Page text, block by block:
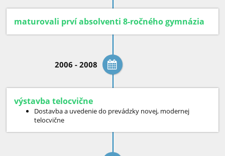
maturovali prví absolventi 8-ročného gymnázia
2006 - 2008
výstavba telocvične
Dostavba a uvedenie do prevádzky novej, modernej
telocvične